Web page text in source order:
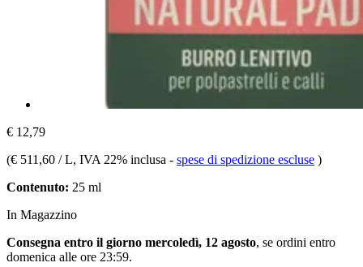
€ 12,79
(€ 511,60 / L, IVA 22% inclusa - spese di spedizione escluse )
Contenuto: 25 ml
In Magazzino
Consegna entro il giorno mercoledì, 12 agosto, se ordini entro
domenica alle ore 23:59.